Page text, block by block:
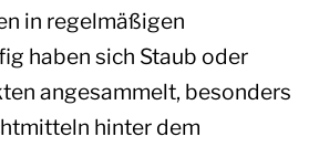
in regelmäßigen
haben sich Staub oder
angesammelt, besonders
hinter dem